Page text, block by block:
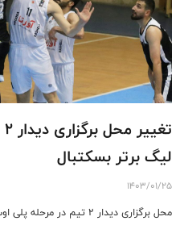
لیگ برتر بسکتبال
1403/01/25
محل برگزاری دیدار 2 تیم در مرحله پلی اوت لیگ برتر بسکتبال تغییر کرد.